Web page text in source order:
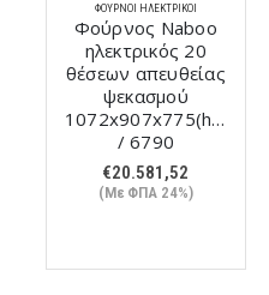
ΦΟΎΡΝΟΙ ΗΛΕΚΤΡΙΚΟΊ
Φούρνος Naboo
ηλεκτρικός 20
θέσεων απευθείας
ψεκασμού
1072x907x775(h)mm
/ 6790
€20.581,52
(Με ΦΠΑ 24%)